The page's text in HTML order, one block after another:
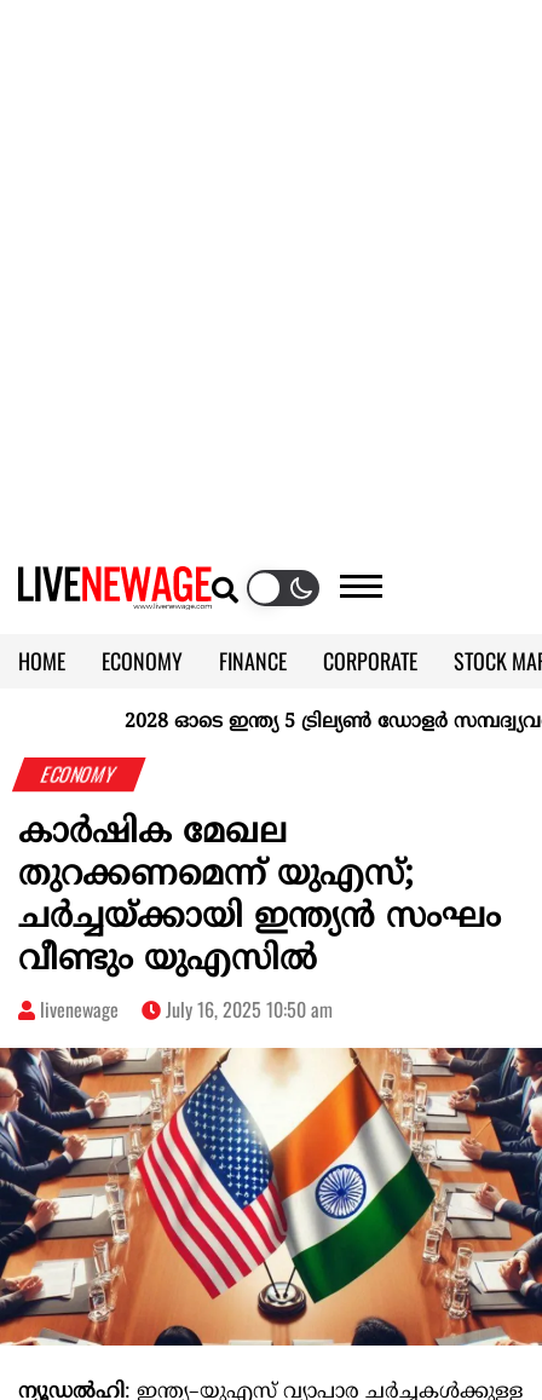
HOME ECONOMY FINANCE CORPORATE
STOCK
KERALA @70
2028 ഓടെ ഇന്ത്യ 5 ട്രില്യണ്‍ ഡോളര്‍
ECONOMY
കാർഷിക മേഖല
തുറക്കണമെന്ന് യുഎസ്;
ചർച്ചയ്ക്കായി ഇന്ത്യൻ സംഘം
വീണ്ടും യുഎസിൽ
livenewage July 16, 2025 10:50 am
ന്യൂഡൽഹി: ഇന്ത്യ–യുഎസ് വ്യാപാര ചർച്ചകൾക്കുള്ള